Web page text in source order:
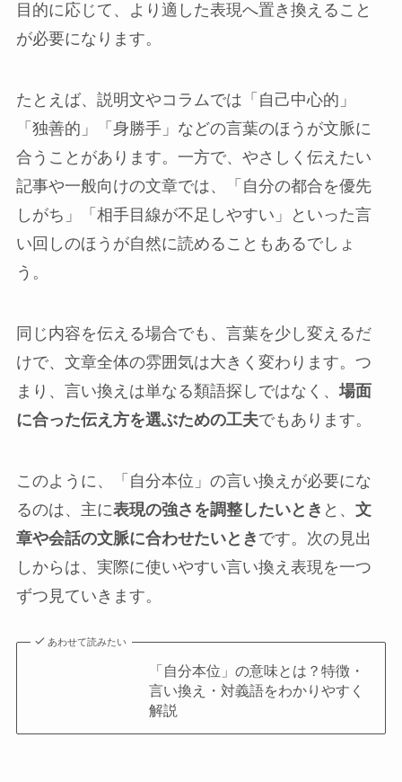
目的に応じて、より適した表現へ置き換えること
が必要になります。
たとえば、説明文やコラムでは「自己中心的」
「独善的」「身勝手」などの言葉のほうが文脈に
合うことがあります。一方で、やさしく伝えたい
記事や一般向けの文章では、「自分の都合を優先
しがち」「相手目線が不足しやすい」といった言
い回しのほうが自然に読めることもあるでしょ
う。
同じ内容を伝える場合でも、言葉を少し変えるだ
けで、文章全体の雰囲気は大きく変わります。つ
まり、言い換えは単なる類語探しではなく、 場面
に合った伝え方を選ぶための工夫でもあります。
このように、「自分本位」の言い換えが必要にな
るのは、主に表現の強さを調整したいとき と、 文
章や会話の文脈に合わせたいとき です。次の見出
しからは、実際に使いやすい言い換え表現を一つ
ずつ見ていきます。
あわせて読みたい
「自分本位」の意味とは？特徴・
言い換え・対義語をわかりやすく
解説